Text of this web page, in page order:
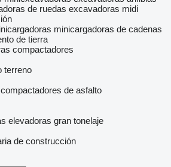
de ruedas excavadoras midi
minicargadoras de cadenas
de tierra
compactadores
terreno
compactadores de asfalto
elevadoras gran tonelaje
de construcción